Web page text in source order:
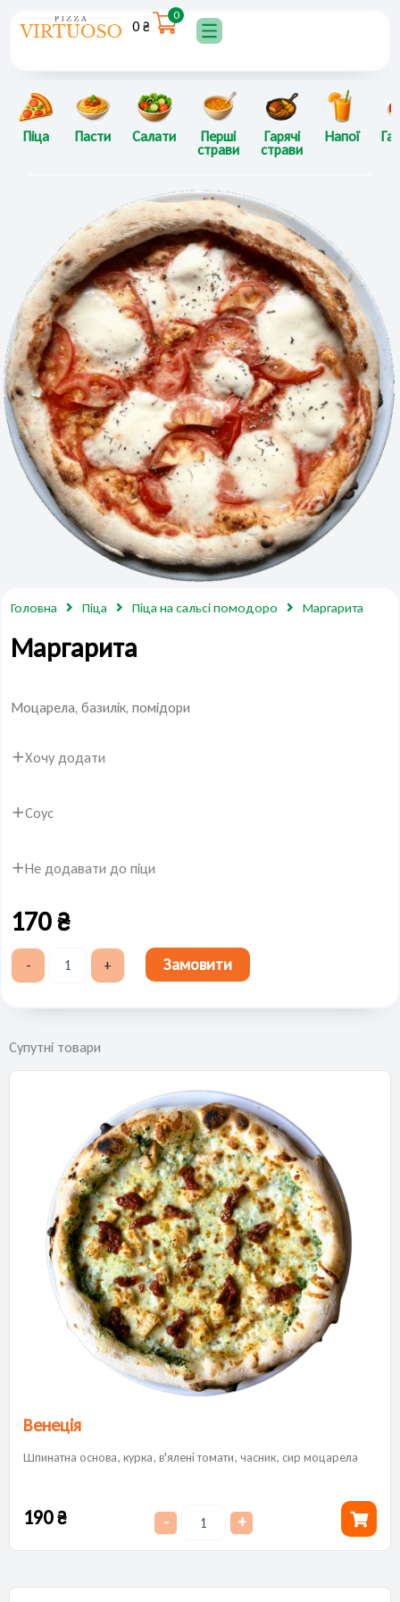
0₴
0
Піца Пасти Салати Перші
страви
Гарячі
страви
Напої
Головна Піца Піца на сальсі помодоро Маргарита
Маргарита
Моцарела, базилік, помідори
Хочу додати
Соус
Не додавати до піци
-
Маргарита
+ Замовити
170₴
Супутні товари
Венеція
Шпинатна основа, курка, в'ялені томати, часник, сир моцарела
190₴ - +